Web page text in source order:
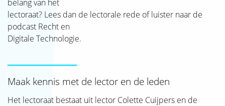
belang van het
lectoraat? Lees dan de lectorale rede of luister naar de
podcast Recht en
Digitale Technologie.
Maak kennis met de lector en de leden
Het lectoraat bestaat uit lector Colette Cuijpers en de